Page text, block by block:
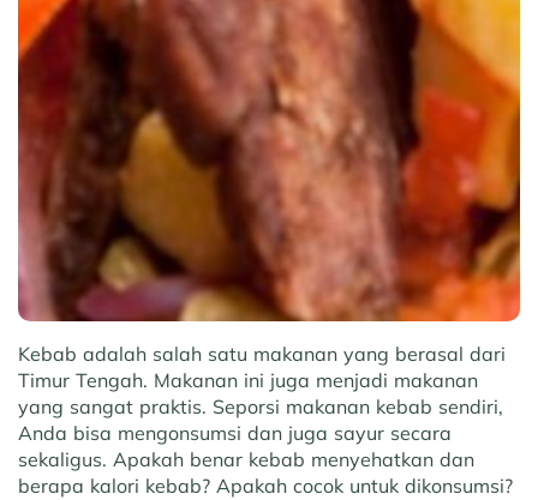
Kebab adalah salah satu makanan yang berasal dari
Timur Tengah. Makanan ini juga menjadi makanan
yang sangat praktis. Seporsi makanan kebab sendiri,
Anda bisa mengonsumsi dan juga sayur secara
sekaligus. Apakah benar kebab menyehatkan dan
berapa kalori kebab? Apakah cocok untuk dikonsumsi?